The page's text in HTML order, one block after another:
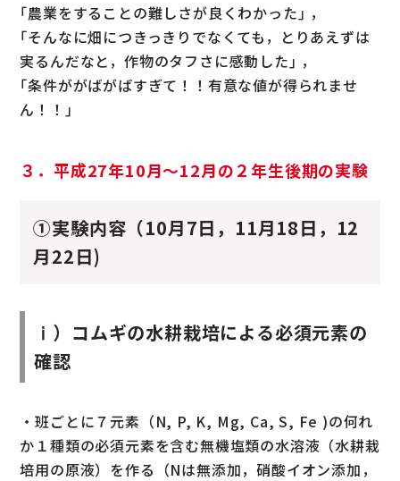
｢農業をすることの難しさが良くわかった｣ ，
｢そんなに畑につきっきりでなくても，とりあえずは
実るんだなと，作物のタフさに感動した｣ ，
｢条件ががばがばすぎて！！有意な値が得られませ
ん！！｣
３．平成27年10月〜12月の２年生後期の実験
①実験内容（10月7日，11月18日，12
月22日)
ⅰ）コムギの水耕栽培による必須元素の
確認
・班ごとに７元素（N, P, K, Mg, Ca, S, Fe )の何れ
か１種類の必須元素を含む無機塩類の水溶液（水耕栽
培用の原液）を作る（Nは無添加，硝酸イオン添加，